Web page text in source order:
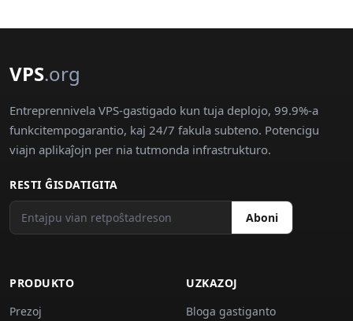
VPS.org
Entreprennivela VPS-gastigado kun tuja deplojo, 99.9%-a
funkcitempogarantio, kaj 24/7 fakula subteno. Potencigu
viajn aplikaĵojn per nia tutmonda infrastrukturo.
RESTI ĜISDATIGITA
Aboni
PRODUKTO
Prezoj
UZKAZOJ
Bloga gastiganto